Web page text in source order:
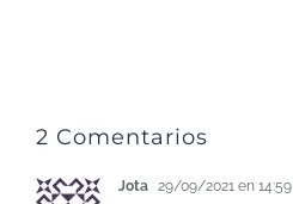
2 Comentarios
Jota 29/09/2021 en 14:59